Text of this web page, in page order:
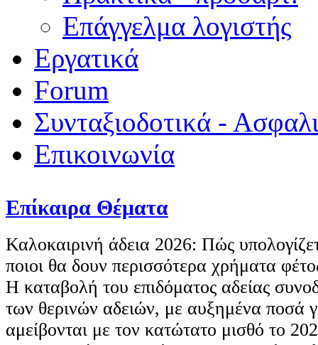
Επάγγελμα λογιστής
Εργατικά
Forum
Συνταξιοδοτικά -
Επικοινωνία
Επίκαιρα Θέματα
Καλοκαιρινή άδεια 2026: Πώς
ποιοι θα δουν περισσότερα χρήματα
Η καταβολή του επιδόματος αδείας
των θερινών αδειών, με αυξημένα ποσά
αμείβονται με τον κατώτατο μισθό το